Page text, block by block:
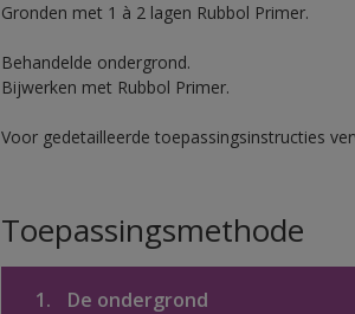
Gronden met 1 à 2 lagen Rubbol Primer.
Behandelde ondergrond.
Bijwerken met Rubbol Primer.
Voor gedetailleerde toepassingsinstructies
Toepassingsmethode
1. De ondergrond